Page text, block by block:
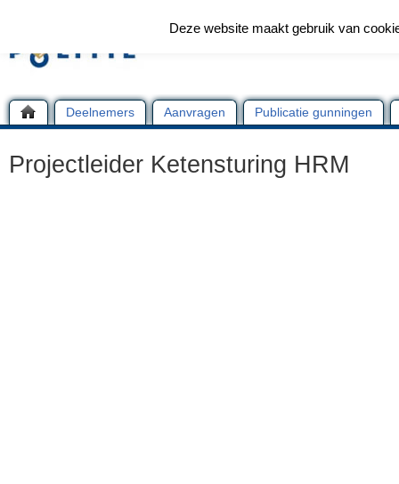
Deelnemers Aanvragen Publicatie gunningen
Projectleider Ketensturing HRM
Deze website maakt gebruik van